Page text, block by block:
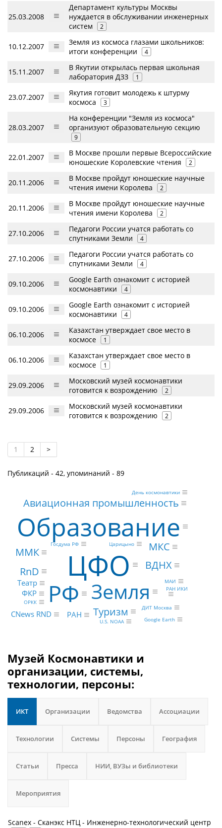
25.03.2008
Департамент культуры Москвы
нуждается в обслуживании инженерных
систем
2
10.12.2007
Земля из космоса глазами школьников:
итоги конференции
4
15.11.2007
В Якутии открылась первая школьная
лаборатория ДЗЗ
1
23.07.2007
Якутия готовит молодежь к штурму
космоса
3
28.03.2007
На конференции "Земля из космоса"
организуют образовательную секцию
9
22.01.2007
В Москве прошли первые Всероссийские
юношеские Королевские чтения
2
20.11.2006
В Москве пройдут юношеские научные
чтения имени Королева
2
20.11.2006
В Москве пройдут юношеские научные
чтения имени Королева
2
27.10.2006
Педагоги России учатся работать со
спутниками Земли
4
27.10.2006
Педагоги России учатся работать со
спутниками Земли
4
09.10.2006
Google Earth ознакомит с историей
космонавтики
4
09.10.2006
Google Earth ознакомит с историей
космонавтики
4
06.10.2006
Казахстан утверждает свое место в
космосе
1
06.10.2006
Казахстан утверждает свое место в
космосе
1
29.09.2006
Московский музей космонавтики
готовится к возрождению
2
29.09.2006
Московский музей космонавтики
готовится к возрождению
2
1 2 >
Публикаций - 42, упоминаний - 89
ЦФО
Образование
РФ Земля
ВДНХ
ММК МКС
Туризм
Авиационная промышленность
RnD
Театр
CNews RND
ФКР
РАН
Царицыно
Госдума РФ
ДИТ Москва
Google Earth
ОРКК
РАН ИКИ
МАИ
U.S. NOAA
День космонавтики
Музей Космонавтики и
организации, системы,
технологии, персоны:
ИКТ Организации Ведомства Ассоциации
Технологии Системы Персоны География
Статьи Пресса НИИ, ВУЗы и библиотеки
Мероприятия
Scanex - Сканэкс НТЦ - Инженерно-технологический центр